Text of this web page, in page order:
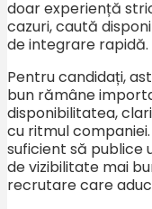
doar experiență
cazuri, caută
de integrare rapidă.
Pentru candidați,
bun rămâne
disponibilitatea,
cu ritmul
suficient să publice
de vizibilitate mai
recrutare care